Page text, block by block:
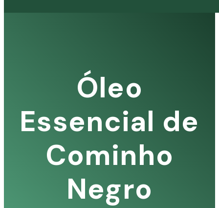
Óleo
Essencial de
Cominho
Negro